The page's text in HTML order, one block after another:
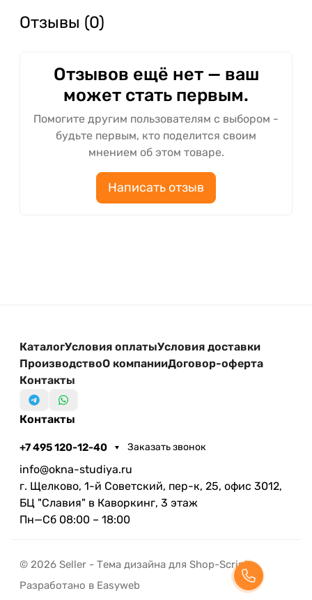
Отзывы (0)
Отзывов ещё нет — ваш
может стать первым.
Помогите другим пользователям с выбором -
будьте первым, кто поделится своим
мнением об этом товаре.
Написать отзыв
КаталогУсловия оплатыУсловия доставки
ПроизводствоО компанииДоговор-оферта
Контакты
Контакты
+7 495 120-12-40 Заказать звонок
info@okna-studiya.ru
г. Щелково, 1-й Советский, пер-к, 25, офис 3012,
БЦ "Славия" в Каворкинг, 3 этаж
Пн—Сб 08:00 – 18:00
© 2026 Seller - Тема дизайна для Shop-Script
Разработано в Easyweb